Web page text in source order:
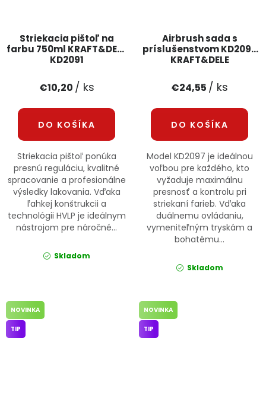
Striekacia pištoľ na
farbu 750ml KRAFT&DELE
KD2091
€10,20 / ks
DO KOŠÍKA
Striekacia pištoľ ponúka
presnú reguláciu, kvalitné
spracovanie a profesionálne
výsledky lakovania. Vďaka
ľahkej konštrukcii a
technológii HVLP je ideálnym
nástrojom pre náročné...
Skladom
Airbrush sada s
príslušenstvom KD2097
KRAFT&DELE
€24,55 / ks
DO KOŠÍKA
Model KD2097 je ideálnou
voľbou pre každého, kto
vyžaduje maximálnu
presnosť a kontrolu pri
striekaní farieb. Vďaka
duálnemu ovládaniu,
vymeniteľným tryskám a
bohatému...
Skladom
NOVINKA
TIP
NOVINKA
TIP